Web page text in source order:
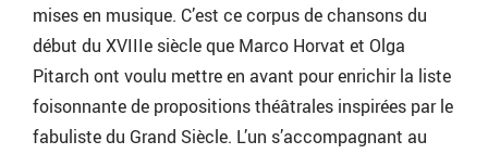
mises en musique. C’est ce corpus de chansons du
début du XVIIIe siècle que Marco Horvat et Olga
Pitarch ont voulu mettre en avant pour enrichir la liste
foisonnante de propositions théâtrales inspirées par le
fabuliste du Grand Siècle. L’un s’accompagnant au